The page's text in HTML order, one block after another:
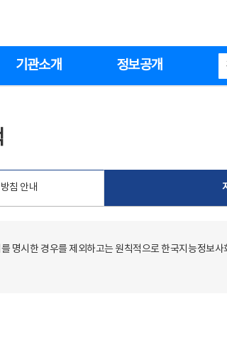
기관소개 정보공개
침 안내
명시한 경우를 제외하고는 원칙적으로 한국지능정보